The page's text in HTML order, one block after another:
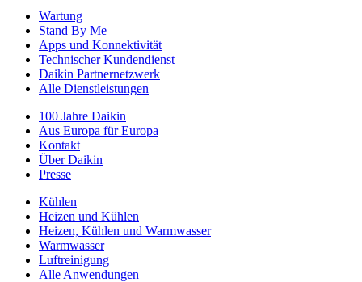
Wartung
Stand By Me
Apps und Konnektivität
Technischer Kundendienst
Daikin Partnernetzwerk
Alle Dienstleistungen
100 Jahre Daikin
Aus Europa für Europa
Kontakt
Über Daikin
Presse
Kühlen
Heizen und Kühlen
Heizen, Kühlen und Warmwasser
Warmwasser
Luftreinigung
Alle Anwendungen